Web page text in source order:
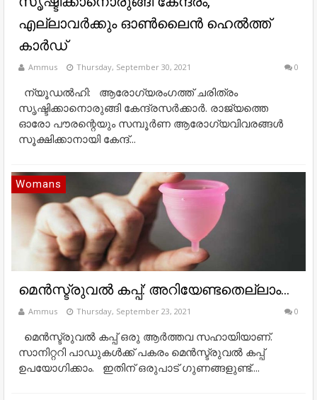
എല്ലാവർക്കും ഓൺലൈൻ ഹെൽത്ത്‌
കാർഡ്
Ammus Thursday, September 30, 2021 0
ന്യൂഡൽഹി: ആരോഗ്യരംഗത്ത് ചരിത്രം
സൃഷ്ടിക്കാനൊരുങ്ങി കേന്ദ്രസർക്കാർ. രാജ്യത്തെ
ഓരോ പൗരന്റെയും സമ്പൂർണ ആരോഗ്യവിവരങ്ങൾ
സൂക്ഷിക്കാനായി കേന്ദ്...
Womans
മെന്‍സ്ട്രുവല്‍ കപ്പ്: അറിയേണ്ടതെല്ലാം...
Ammus Thursday, September 23, 2021 0
മെന്‍സ്ട്രുവല്‍ കപ്പ് ഒരു ആര്‍ത്തവ സഹായിയാണ്.
സാനിറ്ററി പാഡുകള്‍ക്ക് പകരം മെന്‍സ്ട്രുവല്‍ കപ്പ്
ഉപയോഗിക്കാം. ഇതിന് ഒരുപാട് ഗുണങ്ങളുണ്ട്....